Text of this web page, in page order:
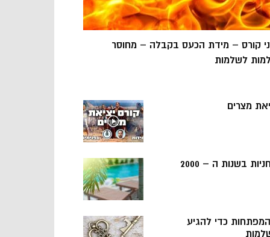
קורס – מידת הכעס בקבלה – מחוסר
לשלמות
מצרים
בשנות ה – 2000
5 המפתחות כדי להגיע